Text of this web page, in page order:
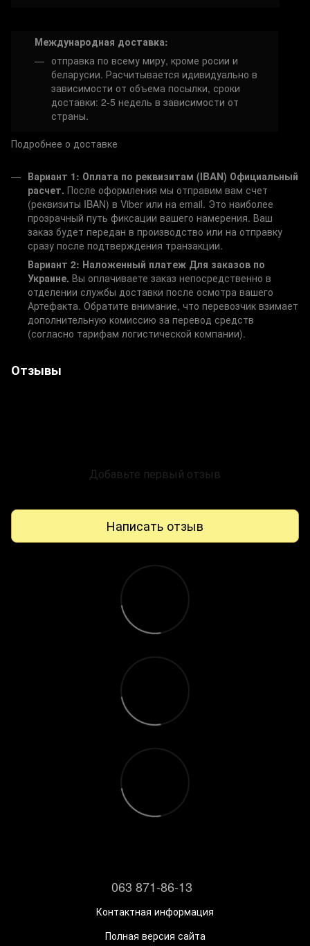
Международная доставка:
отправка по всему миру, кроме росии и
беларусии. Расчитывается идивидуально в
зависимости от объема посылки, сроки
доставки: 2-5 недель в зависимости от
страны.
Подробнее о доставке
Вариант 1: Оплата по реквизитам (IBAN) Официальный
расчет. После оформления мы отправим вам счет
(реквизиты IBAN) в Viber или на email. Это наиболее
прозрачный путь фиксации вашего намерения. Ваш
заказ будет передан в производство или на отправку
сразу после подтверждения транзакции.
Вариант 2: Наложенный платеж Для заказов по
Украине. Вы оплачиваете заказ непосредственно в
отделении службы доставки после осмотра вашего
Артефакта. Обратите внимание, что перевозчик взимает
дополнительную комиссию за перевод средств
(согласно тарифам логистической компании).
Отзывы
Добавьте первый отзыв
Написать отзыв
063 871-86-13
Контактная информация
Полная версия сайта